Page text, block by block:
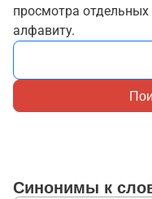
просмотра отдельных
алфавиту.
Синонимы к